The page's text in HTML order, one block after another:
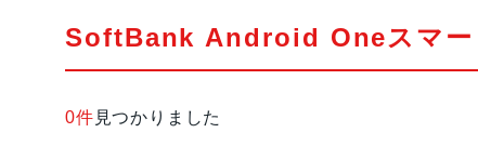
SoftBank Android Oneスマー
0件 見つかりました